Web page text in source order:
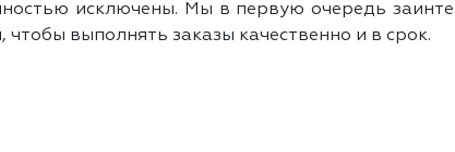
исключены. Мы в первую очередь
чтобы выполнять заказы качественно и в срок.